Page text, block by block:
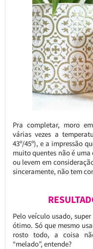
Pra completar, moro
várias vezes a
43º/45º), e a impressão
muito quentes não é
ou levem em
sinceramente, não tem
Pelo veículo usado,
ótimo. Só que mesmo
rosto todo, a coisa
“melado”, entende?